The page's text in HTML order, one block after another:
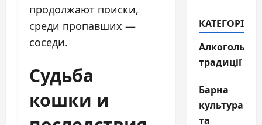
продолжают поиски,
среди пропавших —
соседи.
Судьба
кошки и
КАТЕГОРІЇ
Алкогольні
традиції
Барна
культура
та